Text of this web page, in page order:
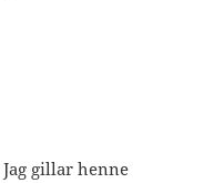
gillar henne